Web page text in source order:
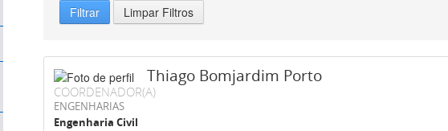
Filtrar Limpar Filtros
Thiago Bomjardim Porto
COORDENADOR(A)
ENGENHARIAS
Engenharia Civil